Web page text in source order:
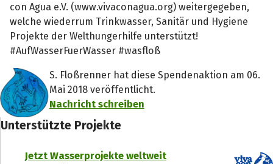
con Agua e.V. (www.vivaconagua.org) weitergegeben,
welche wiederrum Trinkwasser, Sanitär und Hygiene
Projekte der Welthungerhilfe unterstützt!
#AufWasserFuerWasser #wasfloß
S. Floßrenner hat diese Spendenaktion am 06.
Mai 2018 veröffentlicht.
Nachricht schreiben
Unterstützte Projekte
Jetzt Wasserprojekte weltweit